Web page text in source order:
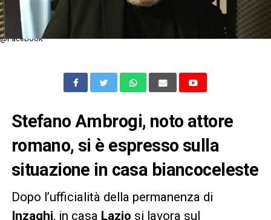
@Facebook
Stefano Ambrogi, noto attore
romano, si è espresso sulla
situazione in casa biancoceleste
Dopo l’ufficialità della permanenza di
Inzaghi, in casa Lazio si lavora sul